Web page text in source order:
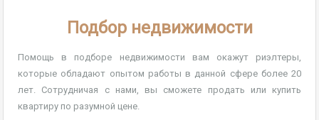
Подбор недвижимости
Помощь в подборе недвижимости вам окажут риэлтеры,
которые обладают опытом работы в данной сфере более 20
лет. Сотрудничая с нами, вы сможете продать или купить
квартиру по разумной цене.